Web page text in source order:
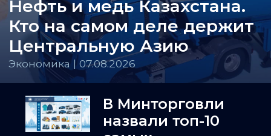
Нефть и медь Казахстана.
Кто на самом деле держит
Центральную Азию
Экономика | 07.08.2026
В Минторговли
назвали топ-10